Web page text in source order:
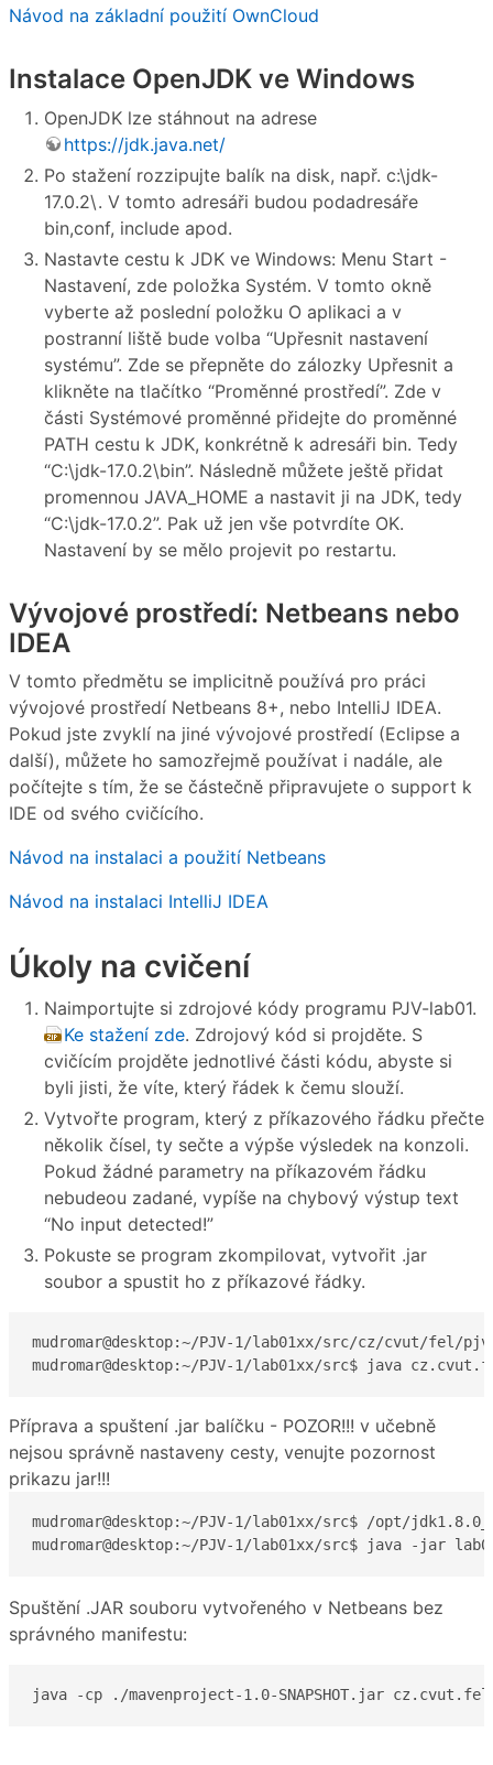
Návod na základní použití OwnCloud
Instalace OpenJDK ve Windows
OpenJDK lze stáhnout na adrese
https://jdk.java.net/
Po stažení rozzipujte balík na disk, např. c:\jdk-
17.0.2\. V tomto adresáři budou podadresáře
bin,conf, include apod.
Nastavte cestu k JDK ve Windows: Menu Start -
Nastavení, zde položka Systém. V tomto okně
vyberte až poslední položku O aplikaci a v
postranní liště bude volba “Upřesnit nastavení
systému”. Zde se přepněte do zálozky Upřesnit a
klikněte na tlačítko “Proměnné prostředí”. Zde v
části Systémové proměnné přidejte do proměnné
PATH cestu k JDK, konkrétně k adresáři bin. Tedy
“C:\jdk-17.0.2\bin”. Následně můžete ještě přidat
promennou JAVA_HOME a nastavit ji na JDK, tedy
“C:\jdk-17.0.2”. Pak už jen vše potvrdíte OK.
Nastavení by se mělo projevit po restartu.
Vývojové prostředí: Netbeans nebo
IDEA
V tomto předmětu se implicitně používá pro práci
vývojové prostředí Netbeans 8+, nebo IntelliJ IDEA.
Pokud jste zvyklí na jiné vývojové prostředí (Eclipse a
další), můžete ho samozřejmě používat i nadále, ale
počítejte s tím, že se částečně připravujete o support k
IDE od svého cvičícího.
Návod na instalaci a použití Netbeans
Návod na instalaci IntelliJ IDEA
Úkoly na cvičení
Naimportujte si zdrojové kódy programu PJV-lab01.
Ke stažení zde. Zdrojový kód si projděte. S
cvičícím projděte jednotlivé části kódu, abyste si
byli jisti, že víte, který řádek k čemu slouží.
Vytvořte program, který z příkazového řádku přečte
několik čísel, ty sečte a výpše výsledek na konzoli.
Pokud žádné parametry na příkazovém řádku
nebudeou zadané, vypíše na chybový výstup text
“No input detected!”
Pokuste se program zkompilovat, vytvořit .jar
soubor a spustit ho z příkazové řádky.
mudromar@desktop:~/PJV-1/lab01xx/src/cz/cvut/fel/
mudromar@desktop:~/PJV-1/lab01xx/src$ java
Příprava a spuštení .jar balíčku - POZOR!!! v učebně
nejsou správně nastaveny cesty, venujte pozornost
prikazu jar!!!
mudromar@desktop:~/PJV-1/lab01xx/src$ /opt/
mudromar@desktop:~/PJV-1/lab01xx/src$ java -jar
Spuštění .JAR souboru vytvořeného v Netbeans bez
správného manifestu:
java -cp ./mavenproject-1.0-SNAPSHOT.jar